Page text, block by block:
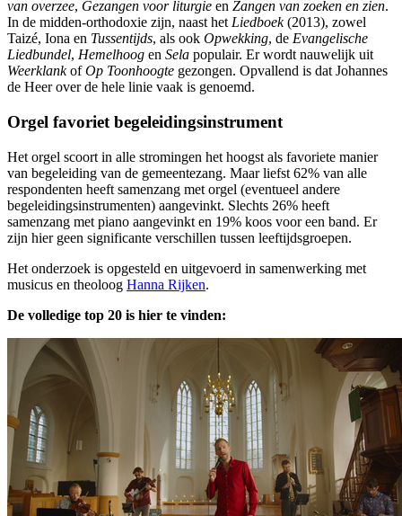
van overzee, Gezangen voor liturgie en Zangen van zoeken en zien.
In de midden-orthodoxie zijn, naast het Liedboek(2013), zowel
Taizé, Iona en Tussentijds, als ook Opwekking, de Evangelische
Liedbundel, Hemelhoog en Sela populair. Er wordt nauwelijk uit
WeerklankofOp Toonhoogte gezongen. Opvallend is dat Johannes
de Heer over de hele linie vaak is genoemd.
Orgel favoriet begeleidingsinstrument
Het orgel scoort in alle stromingen het hoogst als favoriete manier
van begeleiding van de gemeentezang. Maar liefst 62% van alle
respondenten heeft samenzang met orgel (eventueel andere
begeleidingsinstrumenten) aangevinkt. Slechts 26% heeft
samenzang met piano aangevinkt en 19% koos voor een band. Er
zijn hier geen significante verschillen tussen leeftijdsgroepen.
Het onderzoek is opgesteld en uitgevoerd in samenwerking met
musicus en theoloog Hanna Rijken.
De volledige top 20 is hier te vinden: